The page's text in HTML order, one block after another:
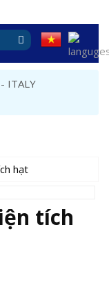
ITALY
tích